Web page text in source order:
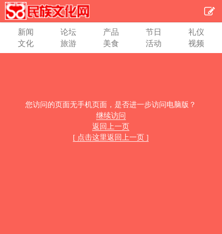
新闻 论坛 产品 节日
礼仪
文化
旅游 美食 活动 视频
您访问的页面无手机页面，是否进一步访问电脑版？
继续访问
返回上一页
[ 点击这里返回上一页 ]